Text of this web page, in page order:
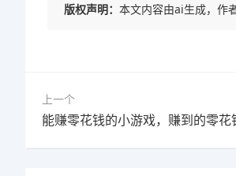
版权声明： 本文内容由ai生成，作
上一个
能赚零花钱的小游戏，赚到的零